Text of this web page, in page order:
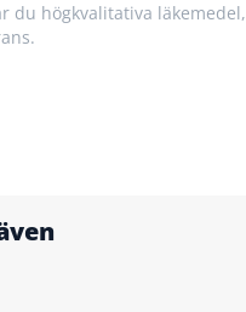
du högkvalitativa läkemedel,